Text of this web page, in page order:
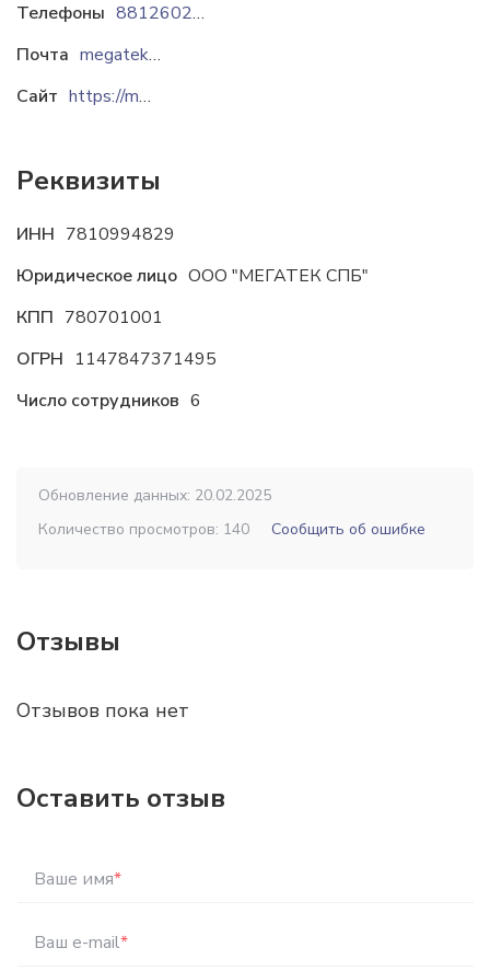
Телефоны
88126022952
Почта
megatek@mail.ru
Сайт
https://megatekspb.ru
Реквизиты
ИНН 7810994829
Юридическое лицо ООО "МЕГАТЕК СПБ"
КПП 780701001
ОГРН 1147847371495
Число сотрудников 6
Обновление данных: 20.02.2025
Количество просмотров: 140
Сообщить об ошибке
Отзывы
Отзывов пока нет
Оставить отзыв
Ваше имя*
Ваш e-mail*